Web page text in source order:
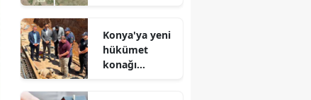
Konya'ya yeni
hükümet
konağı